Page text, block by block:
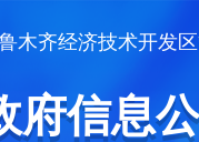
木齐经济技术开发
府信息